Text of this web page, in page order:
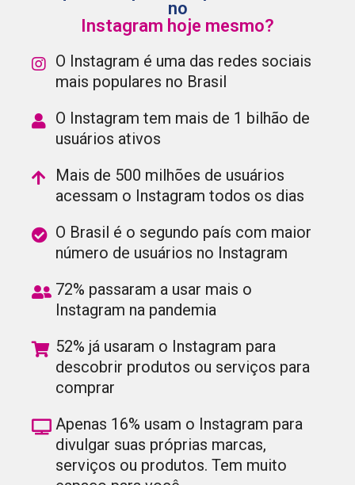
no
Instagram hoje mesmo?
O Instagram é uma das redes sociais
mais populares no Brasil
O Instagram tem mais de 1 bilhão de
usuários ativos
Mais de 500 milhões de usuários
acessam o Instagram todos os dias
O Brasil é o segundo país com maior
número de usuários no Instagram
72% passaram a usar mais o
Instagram na pandemia
52% já usaram o Instagram para
descobrir produtos ou serviços para
comprar
Apenas 16% usam o Instagram para
divulgar suas próprias marcas,
serviços ou produtos. Tem muito